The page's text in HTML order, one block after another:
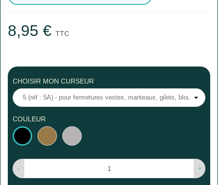
8,95 € TTC
CHOISIR MON CURSEUR
COULEUR
Noir
Laiton
vieilli
Argent
- +